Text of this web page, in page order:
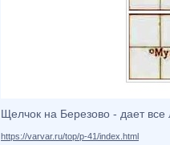
Щелчок на Березово - дает все
https://varvar.ru/top/p-41/index.html